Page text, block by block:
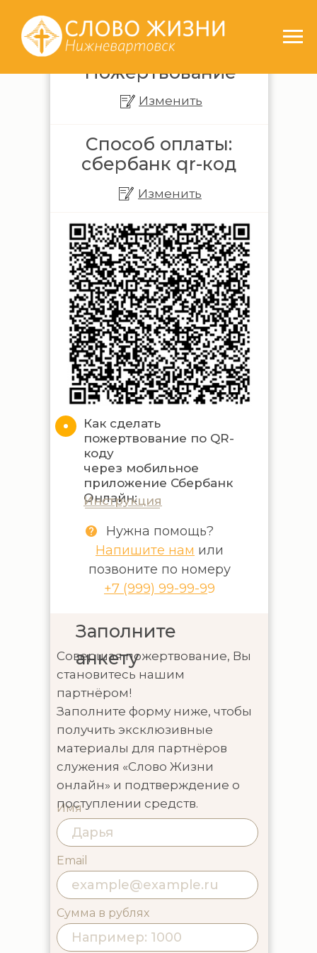
Нужна помощь?
Напишите нам или
позвоните по номеру
+7 (999) 99-99-99
Я жертвую
Как сделать
пожертвование по QR-
коду
через мобильное
приложение Сбербанк
Онлайн:
Инструкция
Способ оплаты:
сбербанк qr-код
Изменить
Заполните
анкету
Имя
Email
Сумма в рублях
Совершая пожертвование, Вы
становитесь нашим
партнёром!
Заполните форму ниже, чтобы
получить эксклюзивные
материалы для партнёров
служения «Слово Жизни
онлайн» и подтверждение о
поступлении средств.
Изменить
Пожертвование